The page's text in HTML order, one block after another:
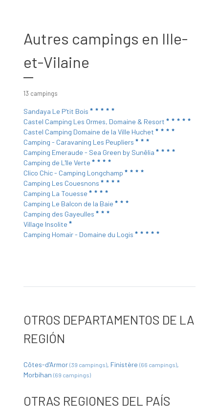
Autres campings en Ille-
et-Vilaine
13 campings
Sandaya Le P'tit Bois
Castel Camping Les Ormes, Domaine & Resort
Castel Camping Domaine de la Ville Huchet
Camping - Caravaning Les Peupliers
Camping Emeraude - Sea Green by Sunêlia
Camping de L'Ile Verte
Clico Chic - Camping Longchamp
Camping Les Couesnons
Camping La Touesse
Camping Le Balcon de la Baie
Camping des Gayeulles
Village Insolite
Camping Homair - Domaine du Logis
OTROS DEPARTAMENTOS DE LA
REGIÓN
Côtes-d'Armor (39 campings) Finistère (66 campings)
Morbihan (69 campings)
OTRAS REGIONES DEL PAÍS